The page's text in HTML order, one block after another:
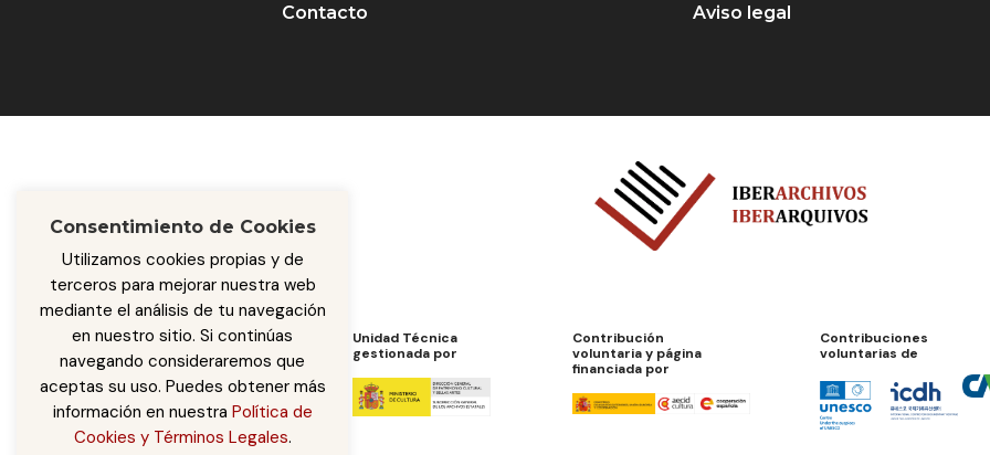
Contacto Aviso legal
Programa de Cooperación
Unidad Técnica
gestionada por
Contribución
voluntaria y página
financiada por
Contribuciones
voluntarias de
Consentimiento de Cookies
Utilizamos cookies propias y de
terceros para mejorar nuestra web
mediante el análisis de tu navegación
en nuestro sitio. Si continúas
navegando consideraremos que
aceptas su uso. Puedes obtener más
información en nuestra Política de
Cookies y Términos Legales.